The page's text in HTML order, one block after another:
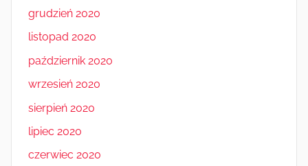
grudzień 2020
listopad 2020
październik 2020
wrzesień 2020
sierpień 2020
lipiec 2020
czerwiec 2020